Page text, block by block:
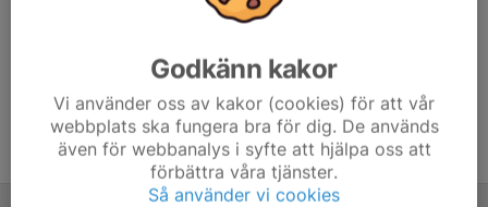
9 år
Godkänn kakor
Vi använder oss av kakor (cookies) för att vår
webbplats ska fungera bra för dig. De används
även för webbanalys i syfte att hjälpa oss att
förbättra våra tjänster.
Så använder vi cookies